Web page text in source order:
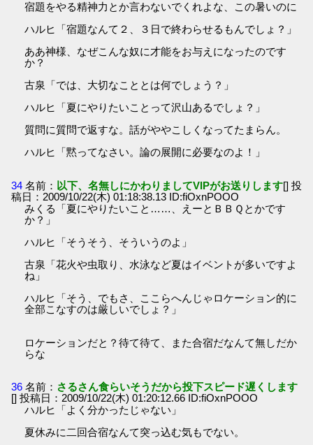
宿題をやる精神力とか言わないでくれよな、この暑いのに
ハルヒ「宿題なんて２、３日で終わらせるもんでしょ？」
ああ神様、なぜこんな奴に才能をお与えになったのです
か？
古泉「では、大切なこととは何でしょう？」
ハルヒ「夏にやりたいことって沢山あるでしょ？」
質問に質問で返すな。話がややこしくなってたまらん。
ハルヒ「黙ってなさい。論の展開に必要なのよ！」
34 名前： 以下、名無しにかわりましてVIPがお送りします[] 投
稿日：2009/10/22(木) 01:18:38.13 ID:fiOxnPOOO
みくる「夏にやりたいこと……、えーとＢＢＱとかです
か？」
ハルヒ「そうそう、そういうのよ」
古泉「花火や虫取り、水泳など夏はイベントが多いですよ
ね」
ハルヒ「そう、でもさ、ここらへんじゃロケーション的に
全部こなすのは厳しいでしょ？」
ロケーションだと？待て待て、また合宿だなんて無しだか
らな
36 名前： さるさん食らいそうだから投下スピード遅くします
[] 投稿日：2009/10/22(木) 01:20:12.66 ID:fiOxnPOOO
ハルヒ「よく分かったじゃない」
夏休みに二回合宿なんて突っ込む気もでない。